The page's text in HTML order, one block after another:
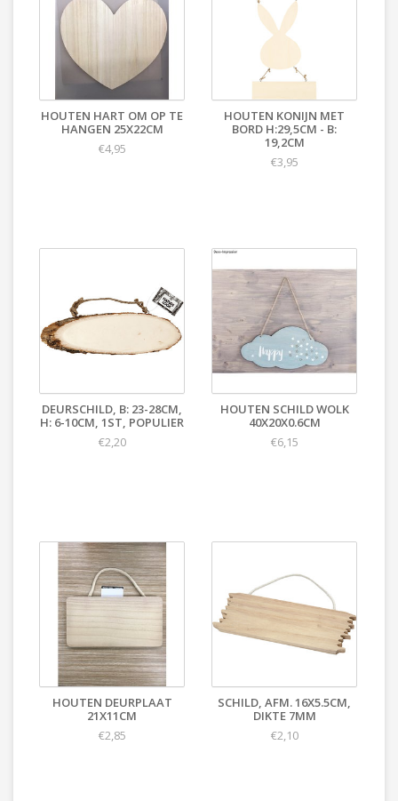
HOUTEN HART OM OP TE
HANGEN 25X22CM
€4,95
HOUTEN KONIJN MET
BORD H:29,5CM - B:
19,2CM
€3,95
DEURSCHILD, B: 23-28CM,
H: 6-10CM, 1ST, POPULIER
€2,20
HOUTEN SCHILD WOLK
40X20X0.6CM
€6,15
HOUTEN DEURPLAAT
21X11CM
€2,85
SCHILD, AFM. 16X5.5CM,
DIKTE 7MM
€2,10